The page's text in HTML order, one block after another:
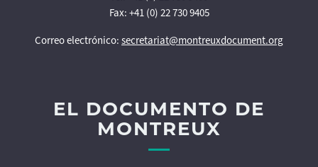
Fax: +41 (0) 22 730 9405
Correo electrónico: secretariat@montreuxdocument.org
EL DOCUMENTO DE
MONTREUX